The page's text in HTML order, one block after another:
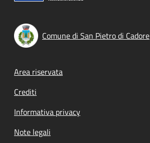
Comune di San Pietro di Cadore
Footer menu
Area riservata
Crediti
Informativa privacy
Note legali